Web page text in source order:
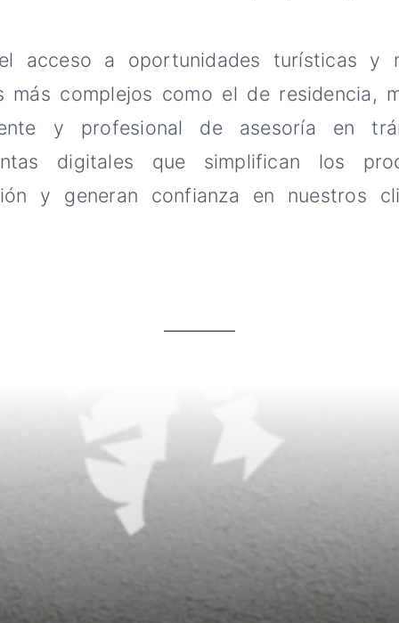
acceso a oportunidades turísticas y
más complejos como el de residencia,
y profesional de asesoría en
digitales que simplifican los
y generan confianza en nuestros